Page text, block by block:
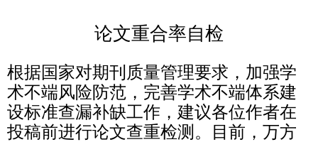
论文重合率自检
根据国家对期刊质量管理要求，加强学
术不端风险防范，完善学术不端体系建
设标准查漏补缺工作，建议各位作者在
投稿前进行论文查重检测。目前，万方